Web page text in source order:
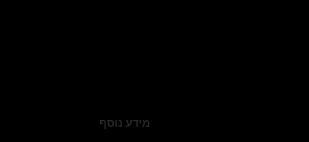
מידע נוסף